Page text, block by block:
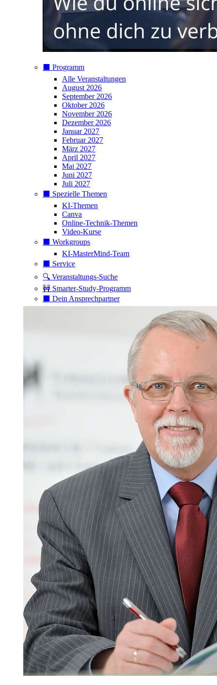
⬛️ Programm
Alle Veranstaltungen
August 2026
September 2026
Oktober 2026
November 2026
Dezember 2026
Januar 2027
Februar 2027
März 2027
April 2027
Mai 2027
Juni 2027
Juli 2027
⬛️ Spezielle Themen
KI-Themen
Canva
Online-Technik-Themen
Video-Kurse
⬛️ Workgroups
KI-MasterMind-Team
⬛️ Service
🔍 Veranstaltungs-Suche
🚧 Smarter-Study-Programm
⬛️ Dein Ansprechpartner